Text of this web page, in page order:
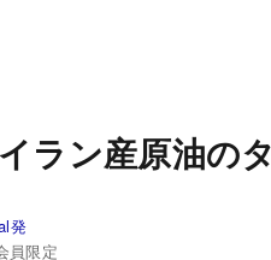
ラン産原油の
発
員限定